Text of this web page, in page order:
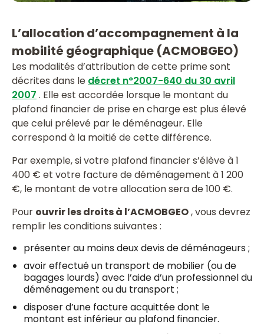
L’allocation d’accompagnement à la
mobilité géographique (ACMOBGEO)
Les modalités d’attribution de cette prime sont
décrites dans le décret n°2007-640 du 30 avril
2007 . Elle est accordée lorsque le montant du
plafond financier de prise en charge est plus élevé
que celui prélevé par le déménageur. Elle
correspond à la moitié de cette différence.
Par exemple, si votre plafond financier s’élève à 1
400 € et votre facture de déménagement à 1 200
€, le montant de votre allocation sera de 100 €.
Pour ouvrir les droits à l’ACMOBGEO, vous devrez
remplir les conditions suivantes :
présenter au moins deux devis de déménageurs ;
avoir effectué un transport de mobilier (ou de
bagages lourds) avec l’aide d’un professionnel du
déménagement ou du transport ;
disposer d’une facture acquittée dont le
montant est inférieur au plafond financier.